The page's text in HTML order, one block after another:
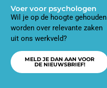
Voer voor psychologen
Wil je op de hoogte gehouden
worden over relevante zaken
uit ons werkveld?
MELD JE DAN AAN VOOR
DE NIEUWSBRIEF!